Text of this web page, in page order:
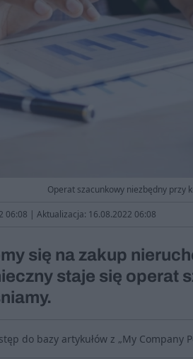
Operat szacunkowy niezbędny przy
06:08 | Aktualizacja: 16.08.2022 06:08
się na zakup
staje się operat
do bazy artykułów z „My Company